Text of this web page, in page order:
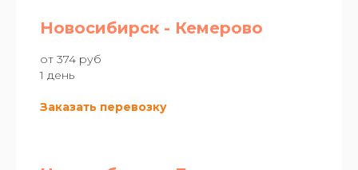
Новосибирск - Кемерово
от 374 руб
1 день
Заказать перевозку